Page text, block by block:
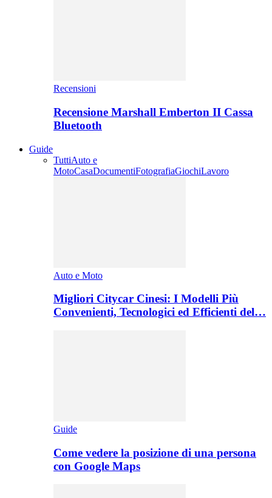
Recensioni
Recensione Marshall Emberton II Cassa
Bluetooth
Guide
TuttiAuto e
MotoCasaDocumentiFotografiaGiochiLavoro
Auto e Moto
Migliori Citycar Cinesi: I Modelli Più
Convenienti, Tecnologici ed Efficienti del…
Guide
Come vedere la posizione di una persona
con Google Maps